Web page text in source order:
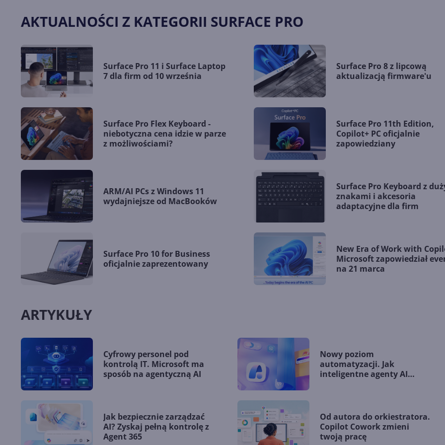
AKTUALNOŚCI Z KATEGORII SURFACE PRO
Surface Pro 11 i Surface Laptop
7 dla firm od 10 września
Surface Pro 8 z lipcową
aktualizacją firmware'u
Surface Pro Flex Keyboard -
niebotyczna cena idzie w parze
z możliwościami?
Surface Pro 11th Edition,
Copilot+ PC oficjalnie
zapowiedziany
ARM/AI PCs z Windows 11
wydajniejsze od MacBooków
Surface Pro Keyboard z
znakami i akcesoria
adaptacyjne dla firm
Surface Pro 10 for Business
oficjalnie zaprezentowany
New Era of Work with
Microsoft zapowiedział
na 21 marca
ARTYKUŁY
Cyfrowy personel pod
kontrolą IT. Microsoft ma
sposób na agentyczną AI
Nowy poziom
automatyzacji. Jak
inteligentne agenty AI
Jak bezpiecznie zarządzać
AI? Zyskaj pełną kontrolę z
Agent 365
Od autora do orkiestratora.
Copilot Cowork zmieni
twoją pracę